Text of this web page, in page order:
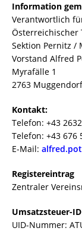
Information gem.
Verantwortlich
Österreichischer
Sektion Pernitz /
Vorstand Alfred
Myrafälle 1
2763 Muggendorf
Kontakt:
Telefon: +43
Telefon: +43 676
E-Mail:
Registereintrag
Zentraler
Umsatzsteuer-ID
UID-Nummer: